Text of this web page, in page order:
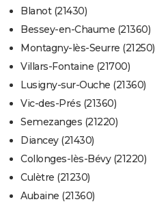
Blanot (21430)
Bessey-en-Chaume (21360)
Montagny-lès-Seurre (21250)
Villars-Fontaine (21700)
Lusigny-sur-Ouche (21360)
Vic-des-Prés (21360)
Semezanges (21220)
Diancey (21430)
Collonges-lès-Bévy (21220)
Culètre (21230)
Aubaine (21360)